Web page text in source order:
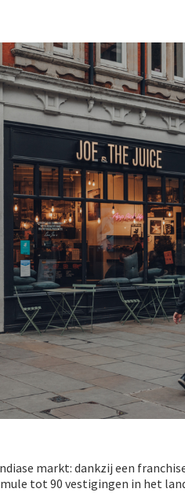
markt: dankzij een
tot 90 vestigingen in het